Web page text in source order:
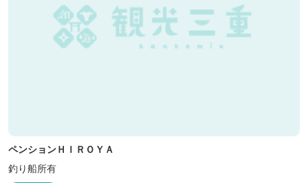
ペンションＨＩＲＯＹＡ
釣り船所有